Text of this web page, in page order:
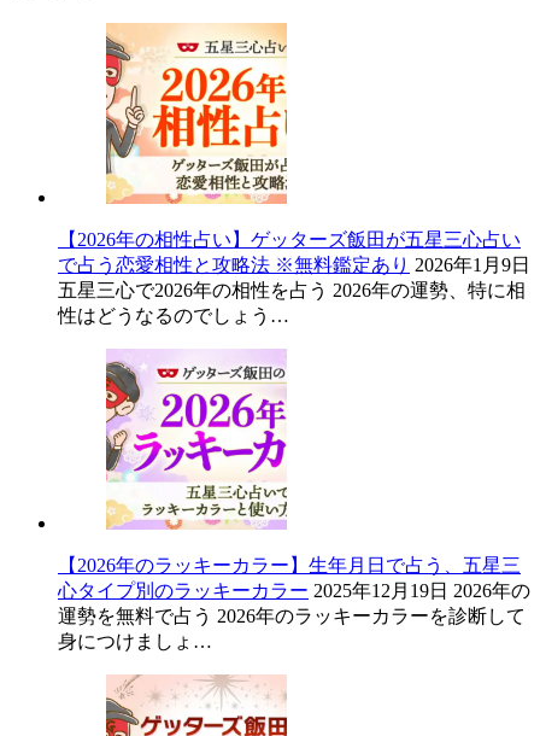
【2026年の相性占い】ゲッターズ飯田が五星三心占い
で占う恋愛相性と攻略法 ※無料鑑定あり 2026年1月9日
五星三心で2026年の相性を占う 2026年の運勢、特に相
性はどうなるのでしょう…
【2026年のラッキーカラー】生年月日で占う、五星三
心タイプ別のラッキーカラー 2025年12月19日 2026年の
運勢を無料で占う 2026年のラッキーカラーを診断して
身につけましょ…